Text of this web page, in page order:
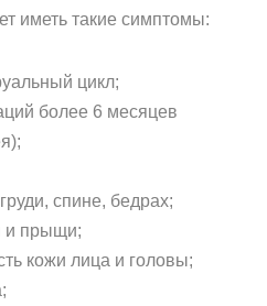
иметь такие симптомы:
цикл;
более 6 месяцев
спине, бедрах;
и прыщи;
кожи лица и головы;